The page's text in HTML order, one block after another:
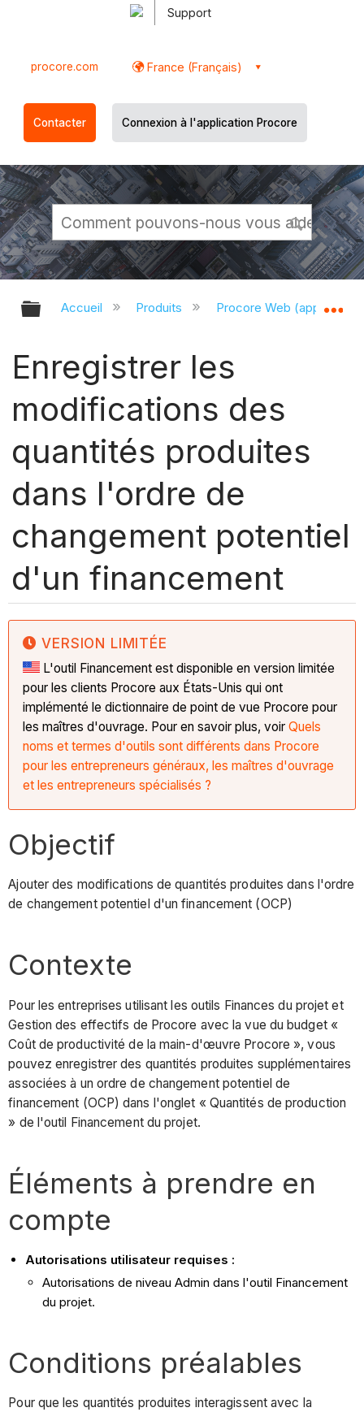
Support
procore.com France (Français)
Contacter Connexion à l'application Procore
Développer/réduire la hiérarchie
Accueil Produits Procore Web
Enregistrer les
modifications des
quantités produites
dans l'ordre de
changement potentiel
d'un financement
VERSION LIMITÉE
L'outil Financement est disponible en version limitée
pour les clients Procore aux États-Unis qui ont
implémenté le dictionnaire de point de vue Procore pour
les maîtres d'ouvrage. Pour en savoir plus, voirQuels
noms et termes d'outils sont différents dans Procore
pour les entrepreneurs généraux, les maîtres d'ouvrage
et les entrepreneurs spécialisés ?
Objectif
Ajouter des modifications de quantités produites dans l'ordre
de changement potentiel d'un financement (OCP)
Contexte
Pour les entreprises utilisant les outils Finances du projet et
Gestion des effectifs de Procore avec la vue du budget «
Coût de productivité de la main-d'œuvre Procore », vous
pouvez enregistrer des quantités produites supplémentaires
associées à un ordre de changement potentiel de
financement (OCP) dans l'onglet « Quantités de production
» de l'outil Financement du projet.
Éléments à prendre en
compte
Autorisations utilisateur requises :
Autorisations de niveau Admin dans l'outil Financement
du projet.
Conditions préalables
Pour que les quantités produites interagissent avec la